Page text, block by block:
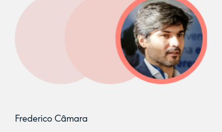
Frederico Câmara